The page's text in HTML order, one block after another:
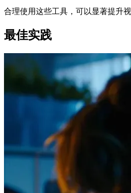
合理使用这些工具，可以显著提升
最佳实践